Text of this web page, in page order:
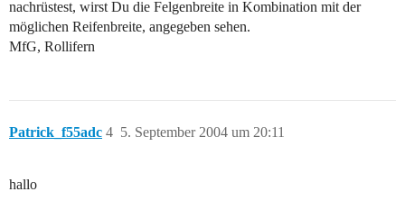
nachrüstest, wirst Du die Felgenbreite in Kombination mit der
möglichen Reifenbreite, angegeben sehen.
MfG, Rollifern
Patrick_f55adc 5. September 2004 um 20:11
4
hallo